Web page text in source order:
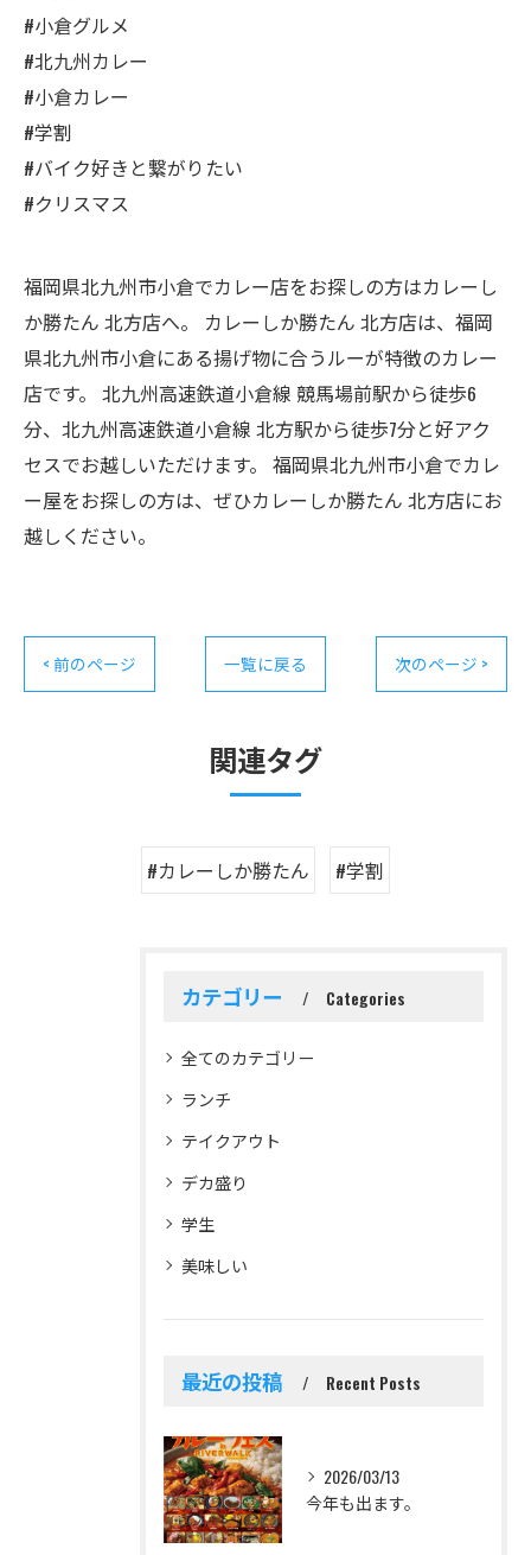
#小倉グルメ
#北九州カレー
#小倉カレー
#学割
#バイク好きと繋がりたい
#クリスマス
福岡県北九州市小倉でカレー店をお探しの方はカレーし
か勝たん 北方店へ。 カレーしか勝たん 北方店は、福岡
県北九州市小倉にある揚げ物に合うルーが特徴のカレー
店です。 北九州高速鉄道小倉線 競馬場前駅から徒歩6
分、北九州高速鉄道小倉線 北方駅から徒歩7分と好アク
セスでお越しいただけます。 福岡県北九州市小倉でカレ
ー屋をお探しの方は、ぜひカレーしか勝たん 北方店にお
越しください。
< 前のページ 一覧に戻る 次のページ >
関連タグ
#カレーしか勝たん #学割
カテゴリー Categories
全てのカテゴリー
ランチ
テイクアウト
デカ盛り
学生
美味しい
最近の投稿 Recent Posts
2026/03/13
今年も出ます。